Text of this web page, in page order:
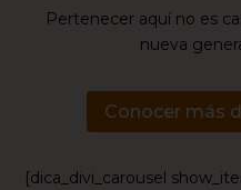
Pertenecer aquí no es
nueva
Conocer más
[dica_divi_carousel